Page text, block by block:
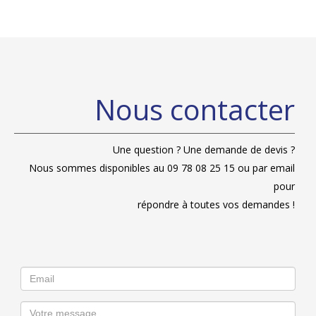
Nous contacter
Une question ? Une demande de devis ?
Nous sommes disponibles au 09 78 08 25 15 ou par email
pour
répondre à toutes vos demandes !